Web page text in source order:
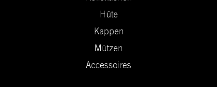
Hüte
Kappen
Mützen
Accessoires